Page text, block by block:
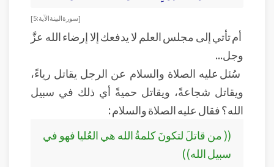
[سورة البينة الآية: 5]
أم تأتي إلى مجلس العلم لا يدفعك إلا إرضاء الله عزَّ
وجل...
سُئل عليه الصلاة والسلام عن الرجل يقاتل رياءً،
ويقاتل شجاعةً، ويقاتل حميةً أي ذلك في سبيل
الله؟ فقال عليه الصلاة والسلام :
(( من قاتلَ لتكونَ كلمةُ الله هي العُليا فهو في
سبيل الله))